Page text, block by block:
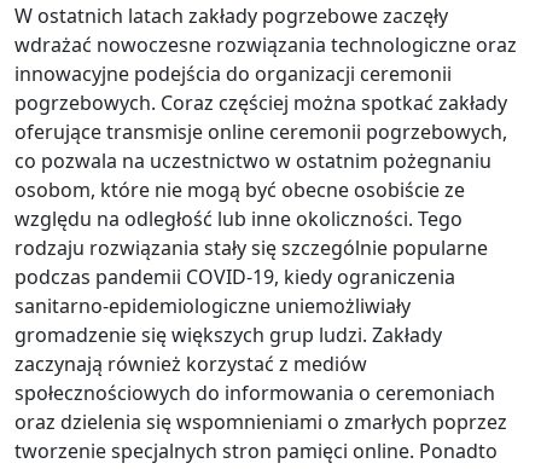
W ostatnich latach zakłady pogrzebowe zaczęły
wdrażać nowoczesne rozwiązania technologiczne oraz
innowacyjne podejścia do organizacji ceremonii
pogrzebowych. Coraz częściej można spotkać zakłady
oferujące transmisje online ceremonii pogrzebowych,
co pozwala na uczestnictwo w ostatnim pożegnaniu
osobom, które nie mogą być obecne osobiście ze
względu na odległość lub inne okoliczności. Tego
rodzaju rozwiązania stały się szczególnie popularne
podczas pandemii COVID-19, kiedy ograniczenia
sanitarno-epidemiologiczne uniemożliwiały
gromadzenie się większych grup ludzi. Zakłady
zaczynają również korzystać z mediów
społecznościowych do informowania o ceremoniach
oraz dzielenia się wspomnieniami o zmarłych poprzez
tworzenie specjalnych stron pamięci online. Ponadto